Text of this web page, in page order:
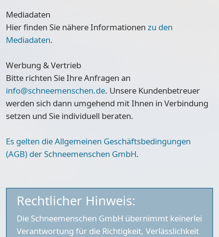
Mediadaten
Hier finden Sie nähere Informationen zu den
Mediadaten.
Werbung & Vertrieb
Bitte richten Sie Ihre Anfragen an
info@schneemenschen.de. Unsere Kundenbetreuer
werden sich dann umgehend mit Ihnen in Verbindung
setzen und Sie individuell beraten.
Es gelten die Allgemeinen Geschäftsbedingungen
(AGB) der Schneemenschen GmbH.
Rechtlicher Hinweis:
Die Schneemenschen GmbH übernimmt keinerlei
Verantwortung für die Richtigkeit, Verlässlichkeit